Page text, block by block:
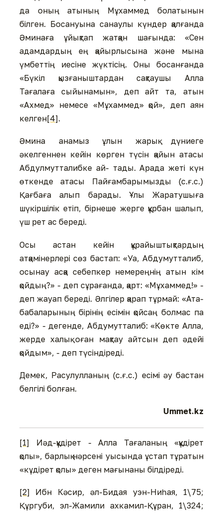
да оның атының Мұхаммед болатынын
білген. Босануына санаулы күндер қалғанда
Әминаға ұйықтап жатқан шағында: «Сен
адамдардың ең қайырлысына және мына
үмбеттің иесіне жүктісің. Оны босанғанда
«Бүкіл қызғаныштардан сақтаушы Алла
Тағалаға сыйынамын», деп айт та, атын
«Ахмед» немесе «Мұхаммед» қой», деп аян
келген[4].
Әмина анамыз ұлын жарық дүниеге
әкелгеннен кейін көрген түсін қайын атасы
Абдулмутталибке ай- тады. Арада жеті күн
өткенде атасы Пайғамбарымызды (с.ғ.с.)
Қағбаға алып барады. Ұлы Жаратушыға
шүкіршілік етіп, бірнеше жерге құрбан шалып,
үш рет ас береді.
Осы астан кейін құрайыштықтардың
атқамінерлері сөз бастап: «Уа, Абдумутталиб,
осынау асқа себепкер немереңнің атын кім
қойдың?» - деп сұрағанда, қарт: «Мұхаммед!» -
деп жауап береді. Әлгілер қарап тұрмай: «Ата-
бабаларының бірінің есімін қойсаң болмас па
еді?» - дегенде, Абдумутталиб: «Көкте Алла,
жерде халық оған мақтау айтсын деп әдейі
қойдым», - деп түсіндіреді.
Демек, Расулулланың (с.ғ.с.) есімі әу бастан
белгілі болған.
Ummet.kz
[1] Иәд-құдірет - Алла Тағаланың «құдірет
қолы», барлық нәрсені уысында ұстап тұратын
«кұдірет қолы» деген мағынаны білдіреді.
[2] Ибн Кәсир, әл-Бидая уэн-Ниһая, 1\75;
Құргуби, эл-Жамили ахкамил-Құран, 1\324;